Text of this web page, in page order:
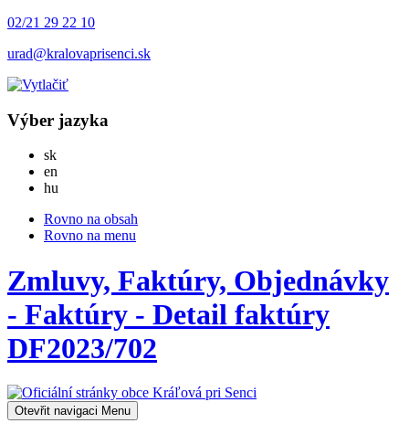
02/21 29 22 10
urad@kralovaprisenci.sk
Výber jazyka
skSlovensky
en
hu
Rovno na obsah
Rovno na menu
Zmluvy, Faktúry, Objednávky
- Faktúry - Detail faktúry
DF2023/702
Otevřit navigaci Menu